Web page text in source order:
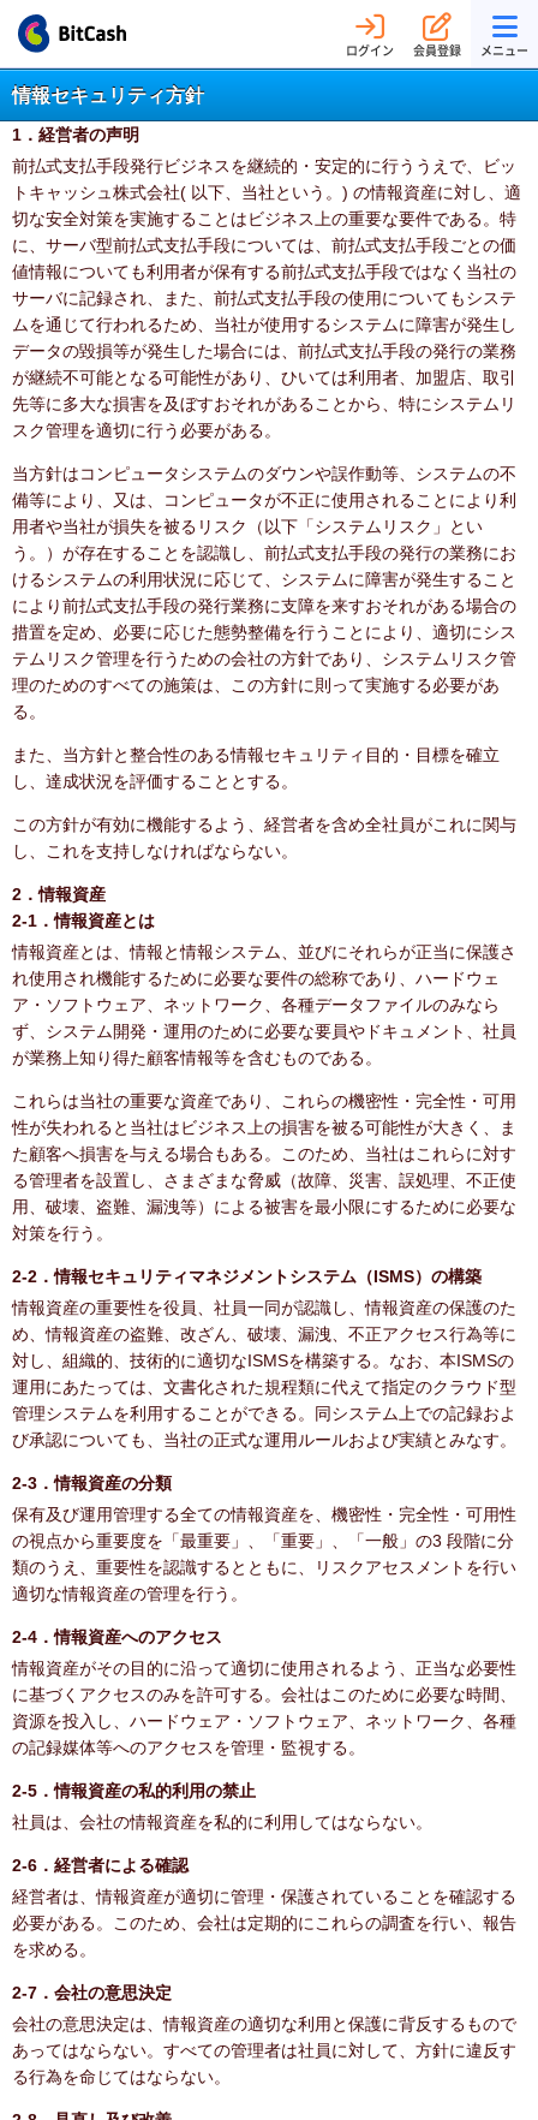
ログイン 会員登録 メニュー
情報セキュリティ方針
1．経営者の声明
前払式支払手段発行ビジネスを継続的・安定的に行ううえで、ビッ
トキャッシュ株式会社( 以下、当社という。) の情報資産に対し、適
切な安全対策を実施することはビジネス上の重要な要件である。特
に、サーバ型前払式支払手段については、前払式支払手段ごとの価
値情報についても利用者が保有する前払式支払手段ではなく当社の
サーバに記録され、また、前払式支払手段の使用についてもシステ
ムを通じて行われるため、当社が使用するシステムに障害が発生し
データの毀損等が発生した場合には、前払式支払手段の発行の業務
が継続不可能となる可能性があり、ひいては利用者、加盟店、取引
先等に多大な損害を及ぼすおそれがあることから、特にシステムリ
スク管理を適切に行う必要がある。
当方針はコンピュータシステムのダウンや誤作動等、システムの不
備等により、又は、コンピュータが不正に使用されることにより利
用者や当社が損失を被るリスク（以下「システムリスク」とい
う。）が存在することを認識し、前払式支払手段の発行の業務にお
けるシステムの利用状況に応じて、システムに障害が発生すること
により前払式支払手段の発行業務に支障を来すおそれがある場合の
措置を定め、必要に応じた態勢整備を行うことにより、適切にシス
テムリスク管理を行うための会社の方針であり、システムリスク管
理のためのすべての施策は、この方針に則って実施する必要があ
る。
また、当方針と整合性のある情報セキュリティ目的・目標を確立
し、達成状況を評価することとする。
この方針が有効に機能するよう、経営者を含め全社員がこれに関与
し、これを支持しなければならない。
2．情報資産
2-1．情報資産とは
情報資産とは、情報と情報システム、並びにそれらが正当に保護さ
れ使用され機能するために必要な要件の総称であり、ハードウェ
ア・ソフトウェア、ネットワーク、各種データファイルのみなら
ず、システム開発・運用のために必要な要員やドキュメント、社員
が業務上知り得た顧客情報等を含むものである。
これらは当社の重要な資産であり、これらの機密性・完全性・可用
性が失われると当社はビジネス上の損害を被る可能性が大きく、ま
た顧客へ損害を与える場合もある。このため、当社はこれらに対す
る管理者を設置し、さまざまな脅威（故障、災害、誤処理、不正使
用、破壊、盗難、漏洩等）による被害を最小限にするために必要な
対策を行う。
2-2．情報セキュリティマネジメントシステム（ISMS）の構築
情報資産の重要性を役員、社員一同が認識し、情報資産の保護のた
め、情報資産の盗難、改ざん、破壊、漏洩、不正アクセス行為等に
対し、組織的、技術的に適切なISMSを構築する。なお、本ISMSの
運用にあたっては、文書化された規程類に代えて指定のクラウド型
管理システムを利用することができる。同システム上での記録およ
び承認についても、当社の正式な運用ルールおよび実績とみなす。
2-3．情報資産の分類
保有及び運用管理する全ての情報資産を、機密性・完全性・可用性
の視点から重要度を「最重要」、「重要」、「一般」の3 段階に分
類のうえ、重要性を認識するとともに、リスクアセスメントを行い
適切な情報資産の管理を行う。
2-4．情報資産へのアクセス
情報資産がその目的に沿って適切に使用されるよう、正当な必要性
に基づくアクセスのみを許可する。会社はこのために必要な時間、
資源を投入し、ハードウェア・ソフトウェア、ネットワーク、各種
の記録媒体等へのアクセスを管理・監視する。
2-5．情報資産の私的利用の禁止
社員は、会社の情報資産を私的に利用してはならない。
2-6．経営者による確認
経営者は、情報資産が適切に管理・保護されていることを確認する
必要がある。このため、会社は定期的にこれらの調査を行い、報告
を求める。
2-7．会社の意思決定
会社の意思決定は、情報資産の適切な利用と保護に背反するもので
あってはならない。すべての管理者は社員に対して、方針に違反す
る行為を命じてはならない。